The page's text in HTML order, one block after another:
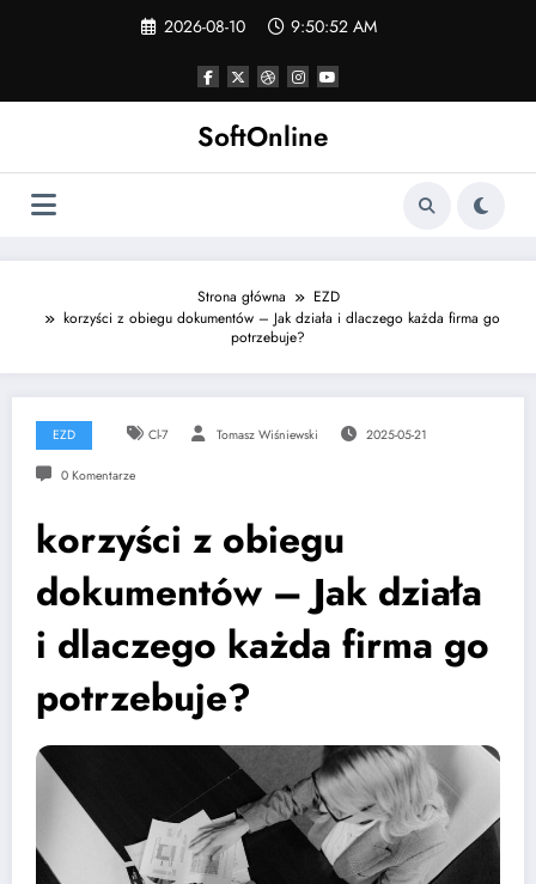
2026-08-10 9:50:53 AM
SoftOnline
Strona główna
EZD
korzyści z obiegu dokumentów – Jak działa i dlaczego każda firma go
potrzebuje?
EZD Cl-7 Tomasz Wiśniewski 2025-05-21
0 Komentarze
korzyści z obiegu
dokumentów – Jak działa
i dlaczego każda firma go
potrzebuje?